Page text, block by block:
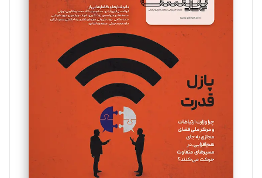
مینا پاکدل
یسنا امان‌پور
تحریریه
ملینا جعفری
تحریریه